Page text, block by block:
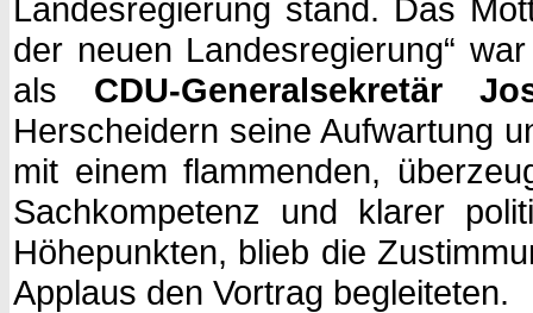
Landesregierung stand. Das
der neuen Landesregierung“
als CDU-Generalsekretär
Herscheidern seine Aufwartung
mit einem flammenden,
Sachkompetenz und klarer
Höhepunkten, blieb die
Applaus den Vortrag begleiteten.